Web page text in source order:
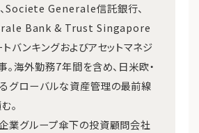
Societe Generale信託銀行、
Bank & Trust Singapore
トバンキングおよびアセットマネジ
。海外勤務7年間を含め、日米欧・
グローバルな資産管理の最前線
。
業グループ傘下の投資顧問会社